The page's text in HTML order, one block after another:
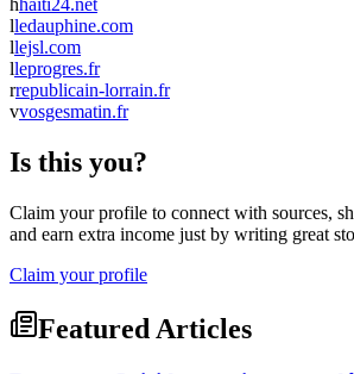
lledauphine.com
llejsl.com
lleprogres.fr
rrepublicain-lorrain.fr
vvosgesmatin.fr
Is this you?
Claim your profile to connect with sources,
and earn extra income just by writing great
Claim your profile
Featured Articles